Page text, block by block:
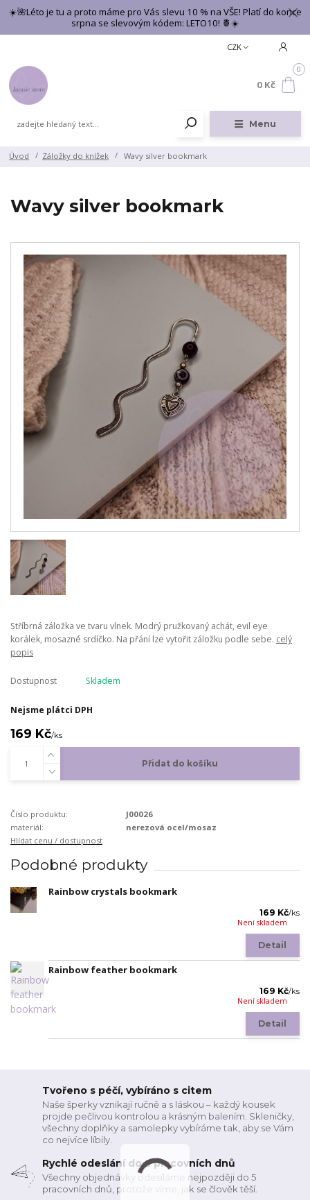
☀️🌺Léto je tu a proto máme pro Vás slevu 10 % na VŠE! Platí do konce
srpna se slevovým kódem: LETO10! 🍍☀️
Menu
CZK
0
0 Kč
Úvod Záložky do knížek Wavy silver bookmark
Wavy silver bookmark
Stříbrná záložka ve tvaru vlnek. Modrý pružkovaný achát, evil eye
korálek, mosazné srdíčko. Na přání lze vytořit záložku podle sebe. celý
popis
Dostupnost Skladem
Nejsme plátci DPH
169 Kč/ks
Přidat do košíku
Číslo produktu:
J00026
materiál:
nerezová ocel/mosaz
Hlídat cenu / dostupnost
Podobné produkty
Rainbow crystals bookmark
169 Kč/ks
Není skladem
Detail
Rainbow feather bookmark
169 Kč/ks
Není skladem
Detail
Tvořeno s péčí, vybíráno s citem
Naše šperky vznikají ručně a s láskou – každý kousek
projde pečlivou kontrolou a krásným balením. Skleničky,
všechny doplňky a samolepky vybíráme tak, aby se Vám
co nejvíce líbily.
Rychlé odeslání do 5 pracovních dnů
Všechny objednávky odesíláme nejpozději do 5
pracovních dnů, protože víme, jak se člověk těší.